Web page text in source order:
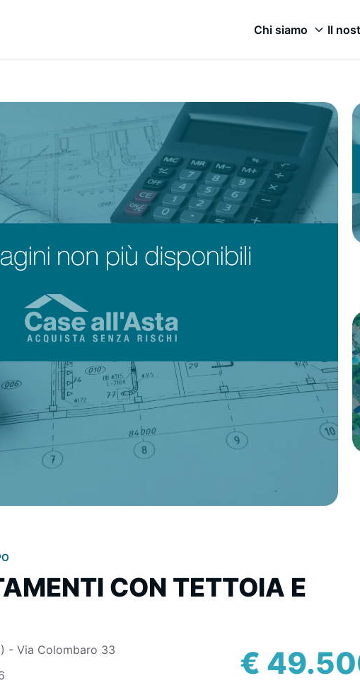
Chi siamo Il
CON TETTOIA E
- Via Colombaro 33
€